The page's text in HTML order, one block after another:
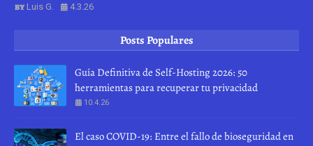
Luis G. 4.3.26
Posts Populares
Guía Definitiva de Self-Hosting 2026: 50
herramientas para recuperar tu privacidad
10.4.26
El caso COVID-19: Entre el fallo de bioseguridad en